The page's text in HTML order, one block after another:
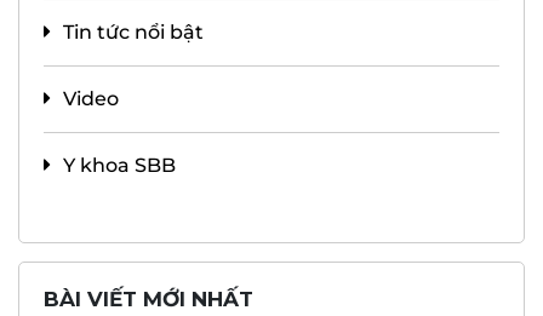
Tin tức nổi bật
Video
Y khoa SBB
BÀI VIẾT MỚI NHẤT